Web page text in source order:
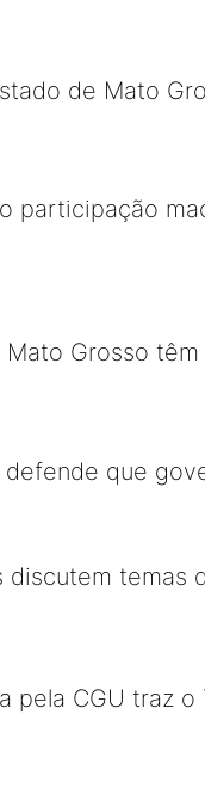
de Mato
participação
Grosso
defende que
discutem temas
pela CGU traz